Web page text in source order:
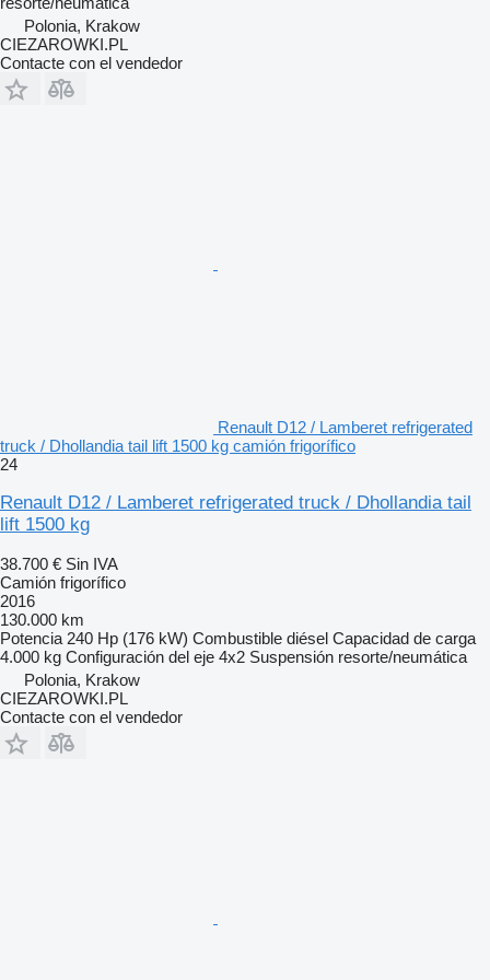
Polonia, Krakow
CIEZAROWKI.PL
Contacte con el vendedor
Renault D12 / Lamberet refrigerated
truck / Dhollandia tail lift 1500 kg camión frigorífico
24
Renault D12 / Lamberet refrigerated truck / Dhollandia tail
lift 1500 kg
38.700 € Sin IVA
Camión frigorífico
2016
130.000 km
Potencia 240 Hp (176 kW) Combustible diésel Capacidad de carga
4.000 kg Configuración del eje 4x2 Suspensión resorte/neumática
Polonia, Krakow
CIEZAROWKI.PL
Contacte con el vendedor